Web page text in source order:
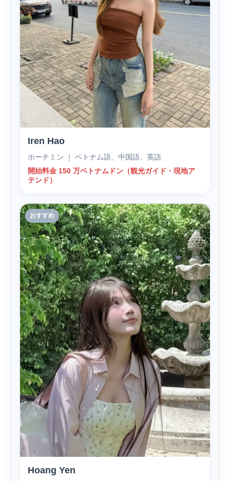
Iren Hao
ホーチミン ｜ ベトナム語、中国語、英語
開始料金 150 万ベトナムドン（観光ガイド・現地ア
テンド）
おすすめ
Hoang Yen